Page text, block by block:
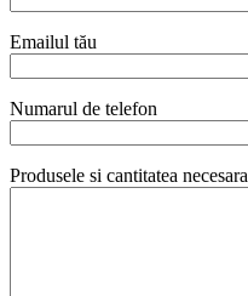
Emailul tău
Numarul de telefon
Produsele si cantitatea necesara